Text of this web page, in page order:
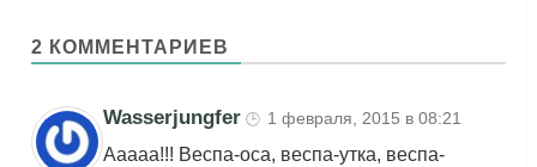
2 КОММЕНТАРИЕВ
Wasserjungfer 🕒 1 февраля, 2015 в 08:21
Ааааа!!! Веспа-оса, веспа-утка, веспа-